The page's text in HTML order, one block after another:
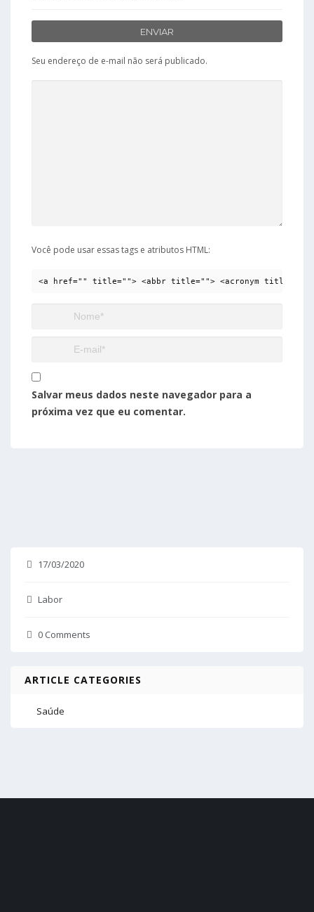
ENVIAR
Seu endereço de e-mail não será publicado.
Você pode usar essas tags e atributos HTML:
<a href="" title=""> <abbr title=""> <acronym title="">
Salvar meus dados neste navegador para a
próxima vez que eu comentar.
17/03/2020
Labor
0 Comments
ARTICLE CATEGORIES
Saúde